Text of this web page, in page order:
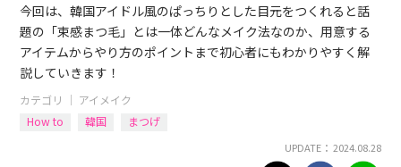
今回は、韓国アイドル風のぱっちりとした目元をつくれると話
題の「束感まつ毛」とは一体どんなメイク法なのか、用意する
アイテムからやり方のポイントまで初心者にもわかりやすく解
説していきます！
カテゴリ ｜ アイメイク
How to
韓国 まつげ
UPDATE： 2024.08.28